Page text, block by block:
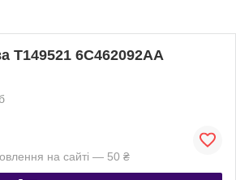
T149521 6C462092AA
на сайті — 50 ₴